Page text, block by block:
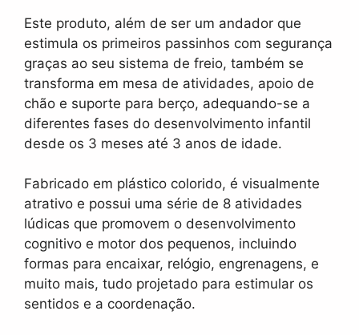
Este produto, além de ser um andador que
estimula os primeiros passinhos com segurança
graças ao seu sistema de freio, também se
transforma em mesa de atividades, apoio de
chão e suporte para berço, adequando-se a
diferentes fases do desenvolvimento infantil
desde os 3 meses até 3 anos de idade.
Fabricado em plástico colorido, é visualmente
atrativo e possui uma série de 8 atividades
lúdicas que promovem o desenvolvimento
cognitivo e motor dos pequenos, incluindo
formas para encaixar, relógio, engrenagens, e
muito mais, tudo projetado para estimular os
sentidos e a coordenação.